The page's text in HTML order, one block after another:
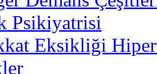
Psikiyatrisi
Eksikliği